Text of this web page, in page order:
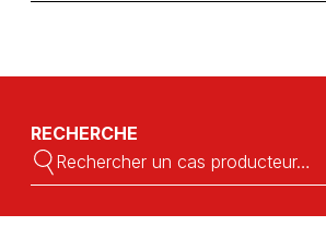
RECHERCHE
Rechercher:
Rechercher: